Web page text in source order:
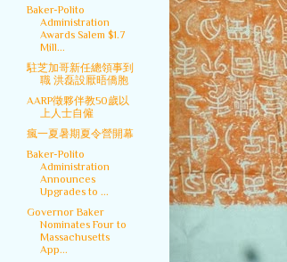
Baker-Polito
Administration
Awards Salem $1.7
Mill...
駐芝加哥新任總領事到
職 洪磊設厭晤僑胞
AARP徵夥伴教50歲以
上人士自僱
瘋一夏暑期夏令營開幕
Baker-Polito
Administration
Announces
Upgrades to ...
Governor Baker
Nominates Four to
Massachusetts
App...